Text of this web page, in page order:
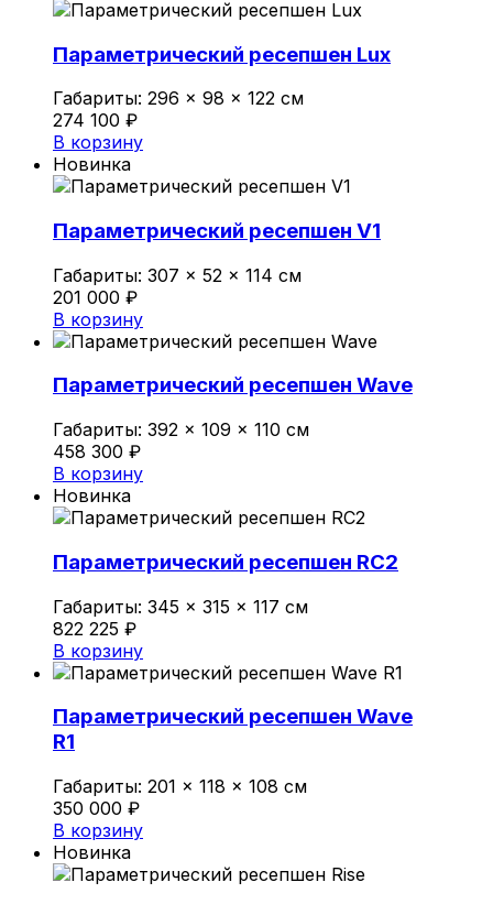
0
Обзор корзины
В корзине нет товаров.
Параметрический ресепшен Lux
Габариты: 296 × 98 × 122 см
274 100 ₽
В корзину
Новинка
Параметрический ресепшен V1
Габариты: 307 × 52 × 114 см
201 000 ₽
В корзину
Параметрический ресепшен Wave
Габариты: 392 × 109 × 110 см
458 300 ₽
В корзину
Новинка
Параметрический ресепшен RC2
Габариты: 345 × 315 × 117 см
822 225 ₽
В корзину
Параметрический ресепшен Wave
R1
Габариты: 201 × 118 × 108 см
350 000 ₽
В корзину
Новинка